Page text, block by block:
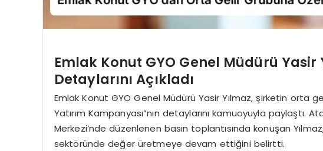
Emlak Konut GYO Genel Müdürü Yasir
Detaylarını Açıkladı
Emlak Konut GYO Genel Müdürü Yasir Yılmaz, şirketin orta
Yatırım Kampanyası”nın detaylarını kamuoyuyla paylaştı.
Merkezi’nde düzenlenen basın toplantısında konuşan
sektöründe değer üretmeye devam ettiğini belirtti.